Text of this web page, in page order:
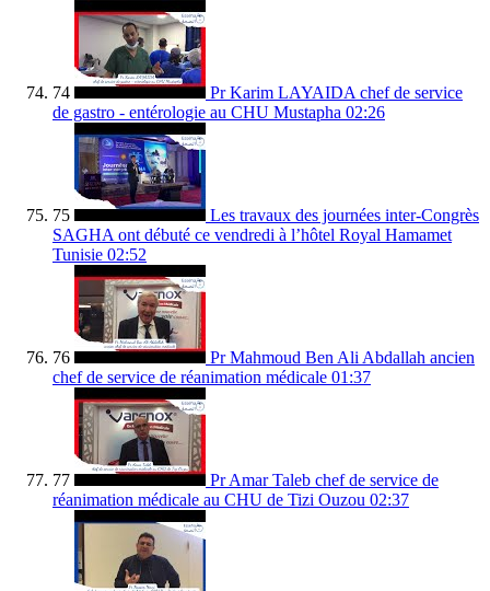
74
Pr Karim LAYAIDA chef de service
de gastro - entérologie au CHU Mustapha 02:26
75
Les travaux des journées inter-Congrès
SAGHA ont débuté ce vendredi à l’hôtel Royal Hamamet
Tunisie 02:52
76
Pr Mahmoud Ben Ali Abdallah ancien
chef de service de réanimation médicale 01:37
77
Pr Amar Taleb chef de service de
réanimation médicale au CHU de Tizi Ouzou 02:37